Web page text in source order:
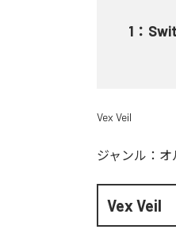
1 ：
Vex Veil
ジャンル： オ
Vex Veil